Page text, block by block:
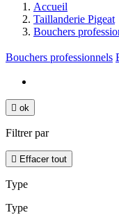
Accueil
Taillanderie Pigeat
Bouchers
Bouchers professionnels
 ok
Filtrer par
 Effacer tout
Type
Type